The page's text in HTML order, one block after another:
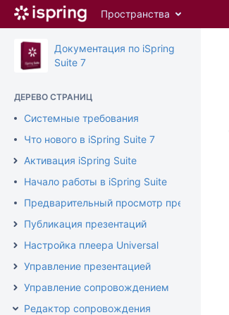
Перейти
содержимому
assistive.skiplink.to.breadcrumbs
assistive.skiplink.to.quick.search
Пространства
Документация по iSpring
Suite 7
ДЕРЕВО СТРАНИЦ
Системные требования
Что нового в iSpring Suite 7
Активация iSpring Suite
Начало работы в iSpring Suite
Предварительный просмотр презентации
Публикация презентаций
Настройка плеера Universal
Управление презентацией
Управление сопровождением
Редактор сопровождения